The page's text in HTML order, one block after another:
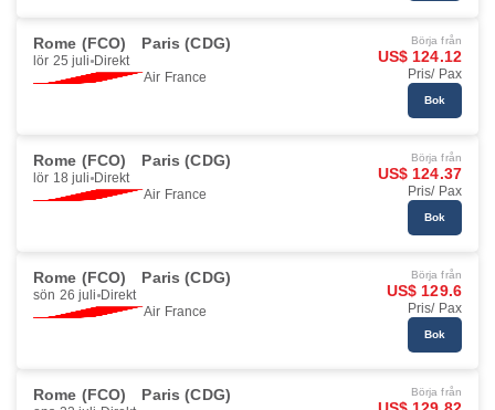
Rome (FCO) Paris (CDG)
lör 25 juli Direkt
Air France
Börja från
US$ 124.12
Pris/ Pax
Bok
Rome (FCO) Paris (CDG)
lör 18 juli Direkt
Air France
Börja från
US$ 124.37
Pris/ Pax
Bok
Rome (FCO) Paris (CDG)
sön 26 juli Direkt
Air France
Börja från
US$ 129.6
Pris/ Pax
Bok
Rome (FCO) Paris (CDG) Börja från